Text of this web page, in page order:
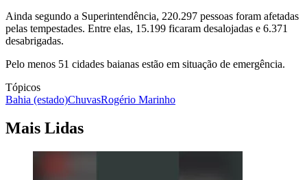
Ainda segundo a Superintendência, 220.297 pessoas foram afetadas
pelas tempestades. Entre elas, 15.199 ficaram desalojadas e 6.371
desabrigadas.
Pelo menos 51 cidades baianas estão em situação de emergência.
Tópicos
Bahia (estado)ChuvasRogério Marinho
Mais Lidas